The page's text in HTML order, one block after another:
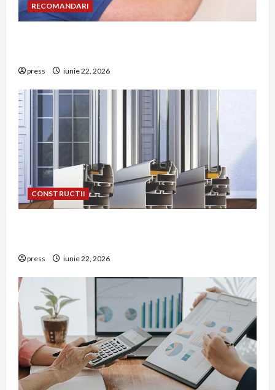
RECOMANDARI
press iunie 22, 2026
CONSTRUCTII
press iunie 22, 2026